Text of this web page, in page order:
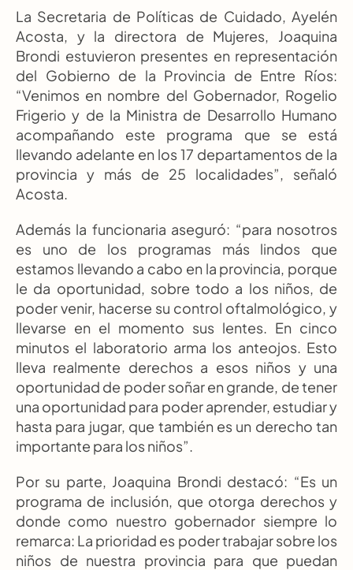
La Secretaria de Políticas de Cuidado, Ayelén
Acosta, y la directora de Mujeres, Joaquina
Brondi estuvieron presentes en representación
del Gobierno de la Provincia de Entre Ríos:
“Venimos en nombre del Gobernador, Rogelio
Frigerio y de la Ministra de Desarrollo Humano
acompañando este programa que se está
llevando adelante en los 17 departamentos de la
provincia y más de 25 localidades”, señaló
Acosta.
Además la funcionaria aseguró: “para nosotros
es uno de los programas más lindos que
estamos llevando a cabo en la provincia, porque
le da oportunidad, sobre todo a los niños, de
poder venir, hacerse su control oftalmológico, y
llevarse en el momento sus lentes. En cinco
minutos el laboratorio arma los anteojos. Esto
lleva realmente derechos a esos niños y una
oportunidad de poder soñar en grande, de tener
una oportunidad para poder aprender, estudiar y
hasta para jugar, que también es un derecho tan
importante para los niños”.
Por su parte, Joaquina Brondi destacó: “Es un
programa de inclusión, que otorga derechos y
donde como nuestro gobernador siempre lo
remarca: La prioridad es poder trabajar sobre los
niños de nuestra provincia para que puedan